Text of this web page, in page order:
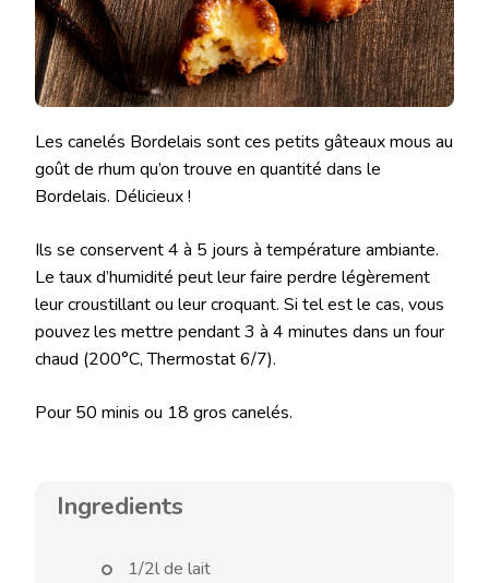
Les canelés Bordelais sont ces petits gâteaux mous au
goût de rhum qu’on trouve en quantité dans le
Bordelais. Délicieux !
Ils se conservent 4 à 5 jours à température ambiante.
Le taux d’humidité peut leur faire perdre légèrement
leur croustillant ou leur croquant. Si tel est le cas, vous
pouvez les mettre pendant 3 à 4 minutes dans un four
chaud (200°C, Thermostat 6/7).
Pour 50 minis ou 18 gros canelés.
Ingredients
1/2l de lait